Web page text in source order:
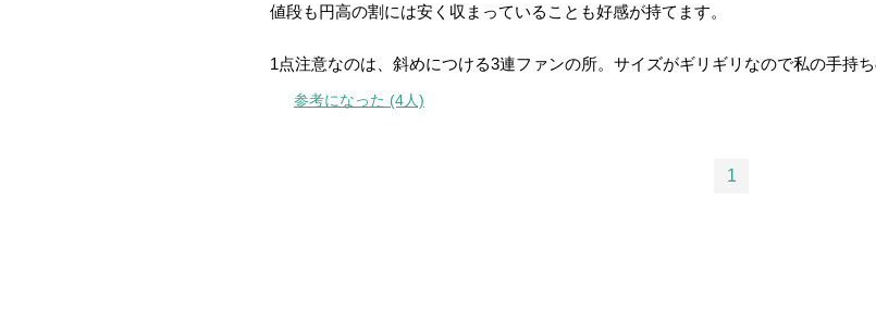
値段も円高の割には安く収まっていることも好感が持てます。
1点注意なのは、斜めにつける3連ファンの所。サイズがギリギリなので私の手持
参考になった (4人)
1